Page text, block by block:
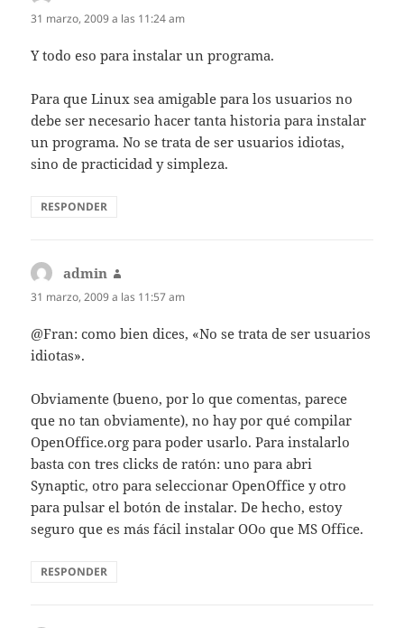
31 marzo, 2009 a las 11:24 am
Y todo eso para instalar un programa.
Para que Linux sea amigable para los usuarios no
debe ser necesario hacer tanta historia para instalar
un programa. No se trata de ser usuarios idiotas,
sino de practicidad y simpleza.
RESPONDER
admin
31 marzo, 2009 a las 11:57 am
@Fran: como bien dices, «No se trata de ser usuarios
idiotas».
Obviamente (bueno, por lo que comentas, parece
que no tan obviamente), no hay por qué compilar
OpenOffice.org para poder usarlo. Para instalarlo
basta con tres clicks de ratón: uno para abri
Synaptic, otro para seleccionar OpenOffice y otro
para pulsar el botón de instalar. De hecho, estoy
seguro que es más fácil instalar OOo que MS Office.
RESPONDER